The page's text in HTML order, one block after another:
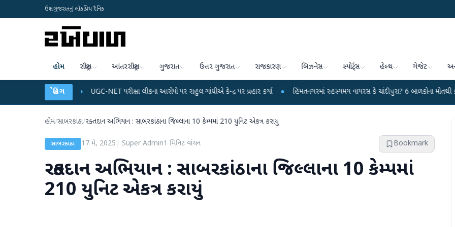
ઉત્તર ગુજરાતનું લોકપ્રિય દૈનિક
હોમ રાષ્ટ્રીય આંતરરાષ્ટ્રીય ગુજરાત ઉત્તર ગુજરાત રાજકારણ બિઝનેસ સ્પોર્ટ્સ હેલ્થ ગેજેટ
બ્રેકિંગ
UGC-NET પરીક્ષા લીકના આરોપો પર રાહુલ ગાંધીએ કેન્દ્ર પર પ્રહાર કર્યા ● હિંમતનગરમાં રહસ્યમય વાયરસ કે ચાંદીપુરા? 6 બાળકોના મોતથી ફફડાટ ●
હોમ/સાબરકાંઠા/રક્તદાન અભિયાન : સાબરકાંઠાના જિલ્લાના 10 કેમ્પમાં 210 યુનિટ એકત્ર કરાયું
સાબરકાંઠા 17 મે, 2025 Super Admin1 મિનિટ વાંચન Bookmark
રક્તદાન અભિયાન : સાબરકાંઠાના જિલ્લાના 10 કેમ્પમાં
210 યુનિટ એકત્ર કરાયું